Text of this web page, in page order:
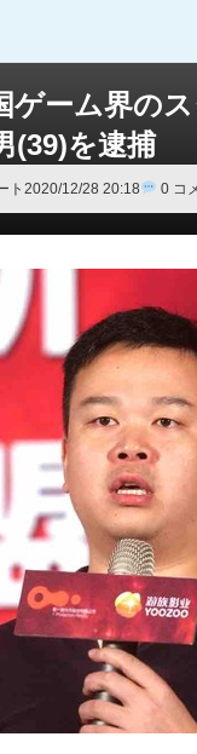
ゲーム界の
(39)を逮捕
ト 2020/12/28 20:18 0 コ